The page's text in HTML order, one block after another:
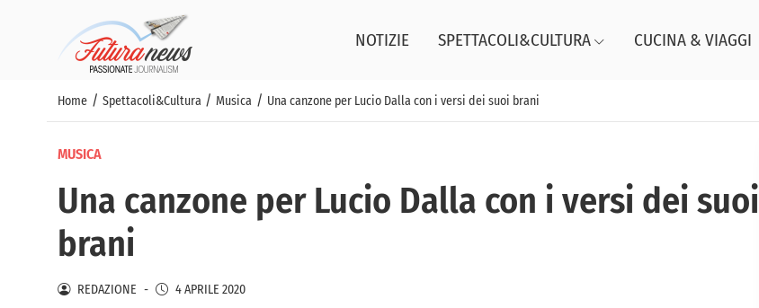
NOTIZIE SPETTACOLI&CULTURA CUCINA & VIAGGI
Home / Spettacoli&Cultura / Musica / Una canzone per Lucio Dalla con i versi dei suoi brani
MUSICA
Una canzone per Lucio Dalla con i versi dei suoi
brani
REDAZIONE - 4 APRILE 2020